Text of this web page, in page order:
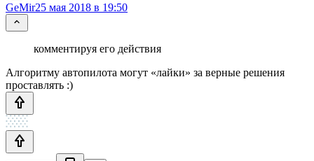
GeMir25 мая 2018 в 19:50
комментируя его действия
Алгоритму автопилота могут «лайки» за верные решения
проставлять :)